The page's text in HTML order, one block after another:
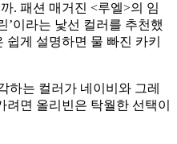
. 패션 매거진 <루엘>의 임
’이라는 낯선 컬러를 추천했
게 설명하면 물 빠진 카키
하는 컬러가 네이비와 그레
면 올리빈은 탁월한 선택이